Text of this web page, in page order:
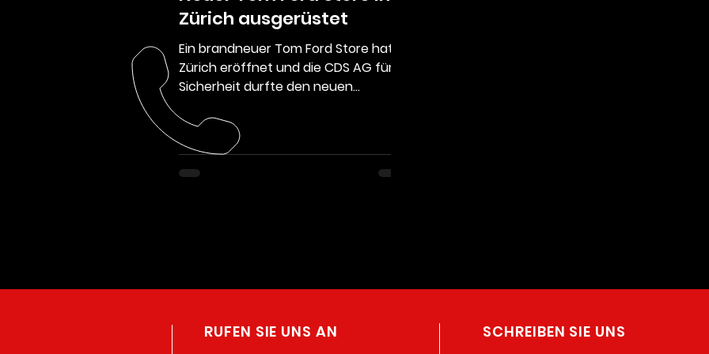
Zürich ausgerüstet
Ein brandneuer Tom Ford Store hat in
Zürich eröffnet und die CDS AG für
Sicherheit durfte den neuen
RUFEN SIE UNS AN SCHREIBEN SIE UNS